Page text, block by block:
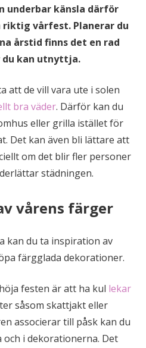
underbar känsla därför
vårfest. Planerar du
årstid finns det en rad
kan utnyttja.
att de vill vara ute i solen
bra väder. Därför kan du
eller grilla istället för
Det kan även bli lättare att
om det blir fler personer
städningen.
vårens färger
kan du ta inspiration av
färgglada dekorationer.
festen är att ha kul lekar
såsom skattjakt eller
associerar till påsk kan du
i dekorationerna. Det